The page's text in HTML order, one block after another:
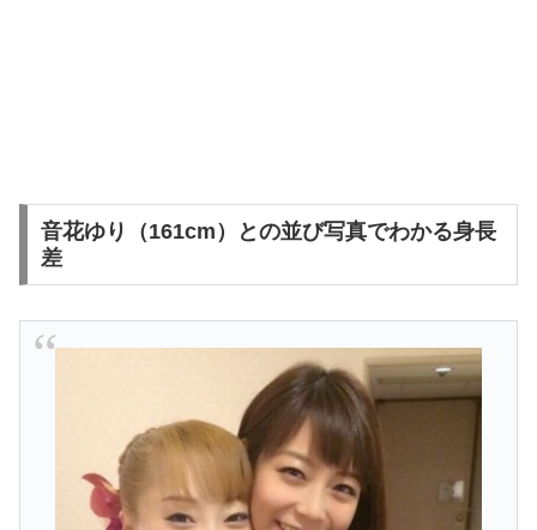
音花ゆり（161cm）との並び写真でわかる身長
差